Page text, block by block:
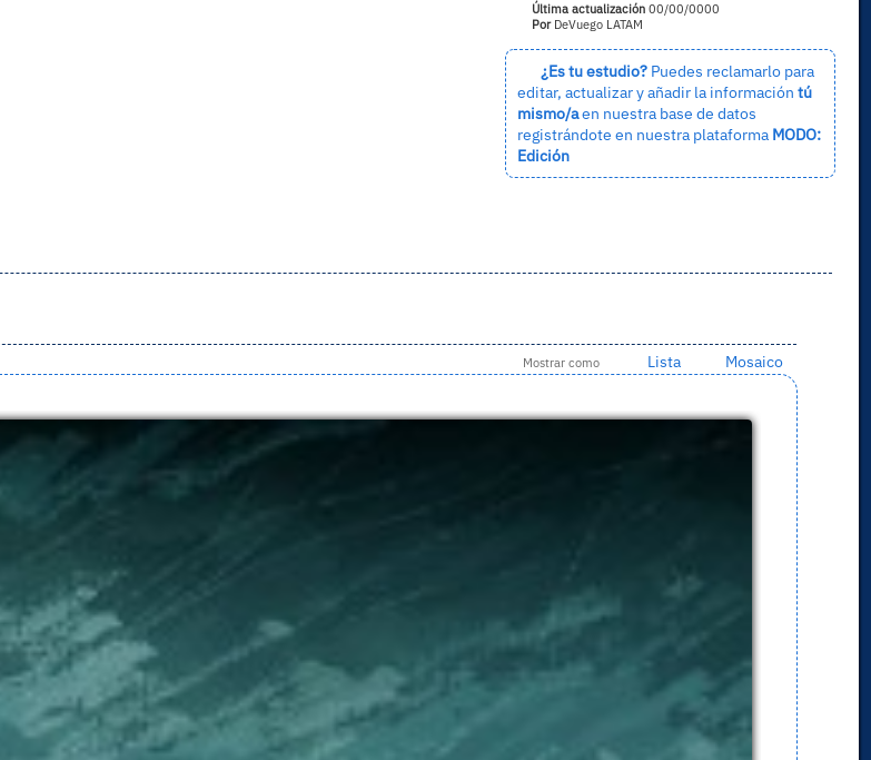
Última actualización00/00/0000
PorDeVuego LATAM
¿Es tu estudio?Puedes reclamarlo para
editar, actualizar y añadir la información tú
mismo/aen nuestra base de datos
registrándote en nuestra plataforma MODO:
Edición
Mostrar como Lista Mosaico